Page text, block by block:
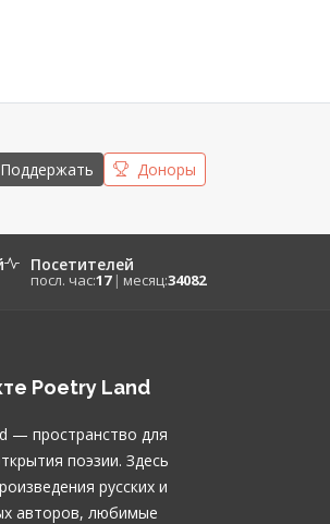
Поддержать Доноры
Посетителей
— пространство для
поэзии. Здесь
русских и